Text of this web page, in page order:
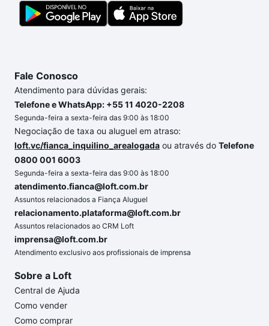
portal quanto custa comprar um apartamento
conte com a gente para comprar o imóvel dos seus
Fale Conosco
Atendimento para dúvidas gerais:
Telefone e WhatsApp: +55 11 4020-2208
Segunda-feira a sexta-feira das 9:00 às 18:00
Negociação de taxa ou aluguel em atraso:
loft.vc/fianca_inquilino_arealogada ou através do Telefone
0800 001 6003
Segunda-feira a sexta-feira das 9:00 às 18:00
atendimento.fianca@loft.com.br
Assuntos relacionados a Fiança Aluguel
relacionamento.plataforma@loft.com.br
Assuntos relacionados ao CRM Loft
imprensa@loft.com.br
Atendimento exclusivo aos profissionais de imprensa
Sobre a Loft
Central de Ajuda
Como vender
Como comprar